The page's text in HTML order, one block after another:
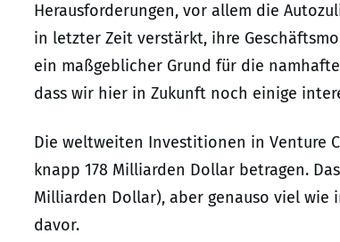
Herausforderungen, vor allem die
in letzter Zeit verstärkt, ihre
ein maßgeblicher Grund für die
dass wir hier in Zukunft noch einige
Die weltweiten Investitionen in Venture
knapp 178 Milliarden Dollar betragen.
Milliarden Dollar), aber genauso viel wie
davor.